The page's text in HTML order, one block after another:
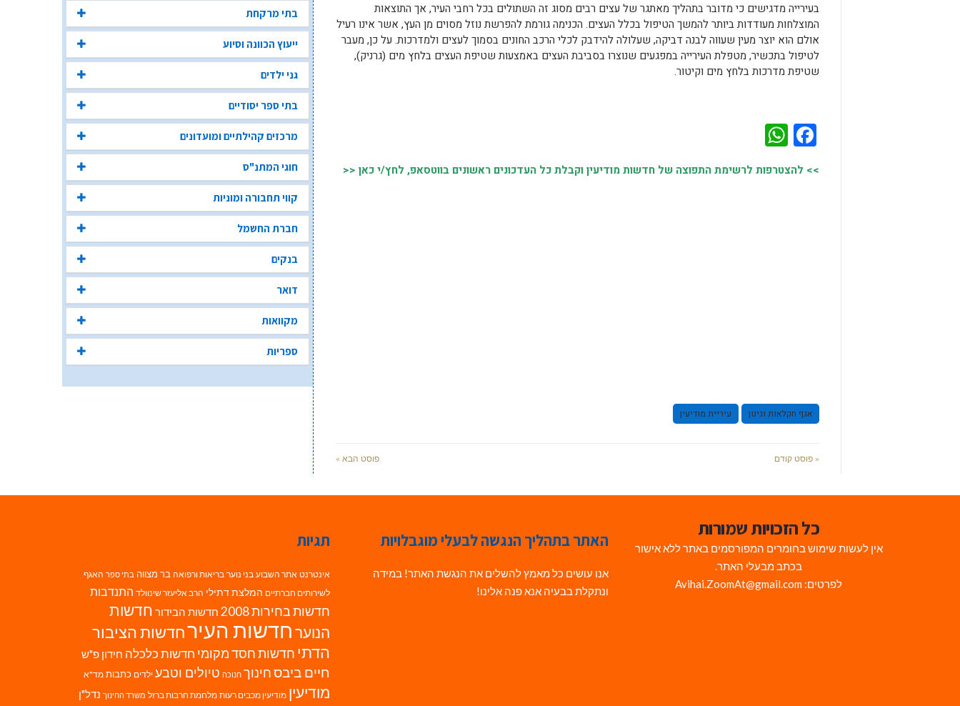
בעירייה מדגישים כי מדובר בתהליך מאתגר של עצים רבים מסוג זה השתולים בכל רחבי העיר, אך התוצאות
המוצלחות מעודדות ביותר להמשך הטיפול בכלל העצים. הכנימה גורמת להפרשת נוזל מסוים מן העץ, אשר אינו רעיל
אולם הוא יוצר מעין שעווה לבנה דביקה, שעלולה להידבק לכלי הרכב החונים בסמוך לעצים ולמדרכות. על כן, מעבר
לטיפול בתכשיר, מטפלת העירייה במפגעים שנוצרו בסביבת העצים באמצעות שטיפת העצים בלחץ מים (גרניק),
שטיפת מדרכות בלחץ מים וקיטור.
Facebook
>> להצטרפות לרשימת התפוצה של חדשות מודיעין וקבלת כל העדכונים ראשונים בווטסאפ, לחץ/י כאן <<
אגף חקלאות וגינון עיריית מודיעין
« פוסט קודם פוסט הבא »
בתי מרקחת
ייעוץ הכוונה וסיוע
גני ילדים
בתי ספר יסודיים
מרכזים קהילתיים ומועדונים
חוגי המתנ"ס
קווי תחבורה ומוניות
חברת החשמל
בנקים
דואר
מקוואות
ספריות
כל הזכויות שמורות
אין לעשות שימוש בחומרים המפורסמים באתר ללא אישור
בכתב מבעלי האתר.
לפרטים: Avihai.ZoomAt@gmail.com
האתר בתהליך הנגשה לבעלי מוגבלויות
אנו עושים כל מאמץ להשלים את הנגשת האתר! במידה
ונתקלת בבעיה אנא פנה אלינו!
תגיות
אינטרנט אתר השבוע בני נוער בריאות ורפואה בר מצווה בתי ספר האגף
לשירותים חברתיים המלצת דתילי הרב אליעזר שינוולד התנדבות
חדשות בחירות 2008 חדשות הבידור חדשות
הנוערחדשות העירחדשות הציבור
הדתי חדשות חסד מקומי חדשות כלכלה חידון פ"ש
חיים ביבסחינוך חנוכה טיולים וטבע ילדים כתבות מד"א
מודיעין מודיעין מכבים רעות מלחמת חרבות ברזל משרד החינוך נדל"ן